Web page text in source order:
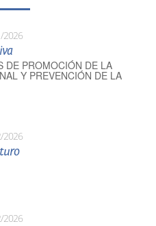
2026
DE PROMOCIÓN DE LA
Y PREVENCIÓN DE LA
2026
2026